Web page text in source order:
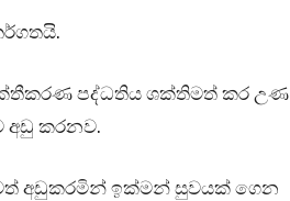
පද්ධතිය ශක්තිමත් කර උණ
අඩු කරනව.
අඩුකරමින් ඉක්මන් සුවයක් ගෙන